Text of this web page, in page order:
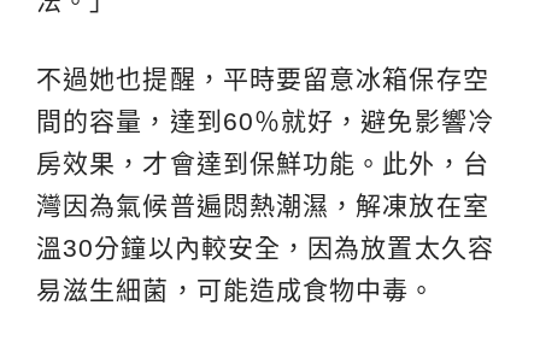
不過她也提醒，平時要留意冰箱保存空
間的容量，達到60％就好，避免影響冷
房效果，才會達到保鮮功能。此外，台
灣因為氣候普遍悶熱潮濕，解凍放在室
溫30分鐘以內較安全，因為放置太久容
易滋生細菌，可能造成食物中毒。